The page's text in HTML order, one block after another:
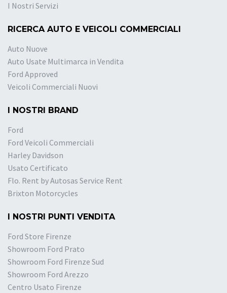
I Nostri Servizi
RICERCA AUTO E VEICOLI COMMERCIALI
Auto Nuove
Auto Usate Multimarca in Vendita
Ford Approved
Veicoli Commerciali Nuovi
I NOSTRI BRAND
Ford
Ford Veicoli Commerciali
Harley Davidson
Usato Certificato
Flo. Rent by Autosas Service Rent
Brixton Motorcycles
I NOSTRI PUNTI VENDITA
Ford Store Firenze
Showroom Ford Prato
Showroom Ford Firenze Sud
Showroom Ford Arezzo
Centro Usato Firenze